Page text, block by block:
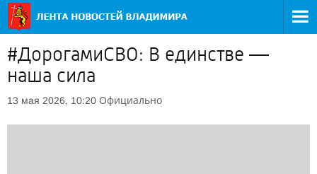
#ДорогамиСВО: В единстве —
наша сила
13 мая 2026, 10:20 Официально